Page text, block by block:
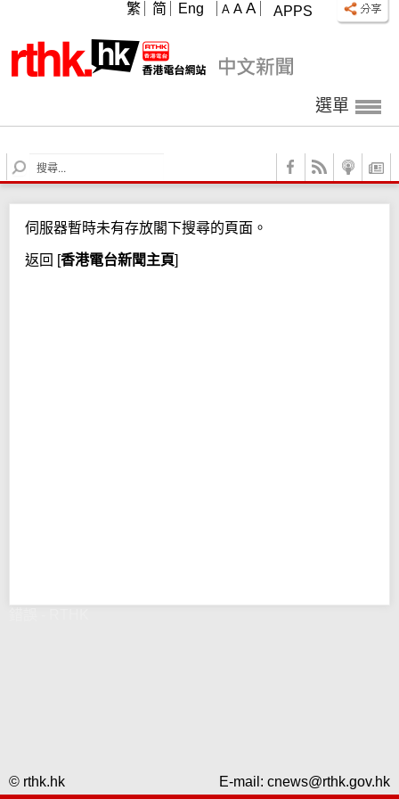
APPS
A A A
繁 简 Eng
選單
S
e
c
h
伺服器暫時未有存放閣下搜尋的頁面。
返回 [香港電台新聞主頁]
© rthk.hk E-mail: cnews@rthk.gov.hk